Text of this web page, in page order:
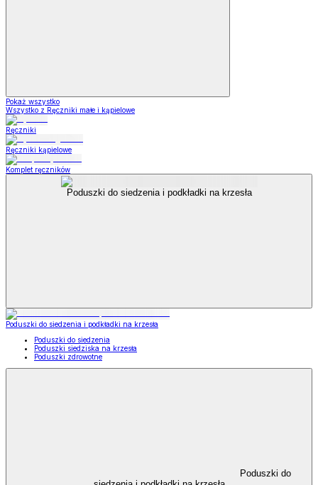
Pokaż wszystko
Wszystko z Ręczniki małe i kąpielowe
Ręczniki
Ręczniki kąpielowe
Komplet ręczników
Poduszki do siedzenia i podkładki na krzesła
Poduszki do siedzenia i podkładki na krzesła
Poduszki do siedzenia
Poduszki siedziska na krzesła
Poduszki zdrowotne
Poduszki do